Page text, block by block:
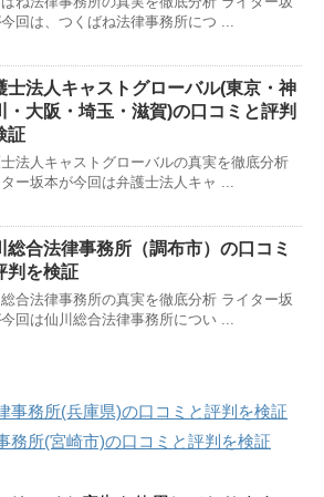
回は、つくばね法律事務所につ ...
士法人キャストグローバル(東京・神
・大阪・埼玉・滋賀)の口コミと評判
証
法人キャストグローバルの真実を徹底分析
ー坂本が今回は弁護士法人キャ ...
総合法律事務所（調布市）の口コミ
判を検証
合法律事務所の真実を徹底分析 ライター坂
回は仙川総合法律事務所につい ...
事務所(兵庫県)の口コミと評判を検証
務所(宮崎市)の口コミと評判を検証